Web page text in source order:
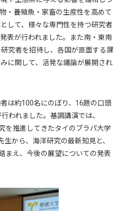
・養殖魚・家畜の生産性を高めて
して、様々な専門性を持つ研究者
表が行われました。また南・東南
究者を招待し、各国が直面する課
に関して、活発な議論が展開され
は約100名にのぼり、16題の口頭
われました。基調講演では、
を推進してきたタイのブラパ大学
から、海洋研究の最新知見と、
まえ、今後の展望についての発表